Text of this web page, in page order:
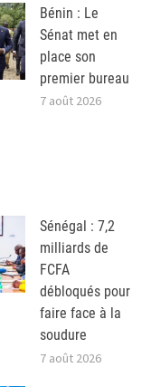
Bénin : Le
Sénat met en
place son
premier bureau
7 août 2026
Sénégal : 7,2
milliards de
FCFA
débloqués pour
faire face à la
soudure
7 août 2026